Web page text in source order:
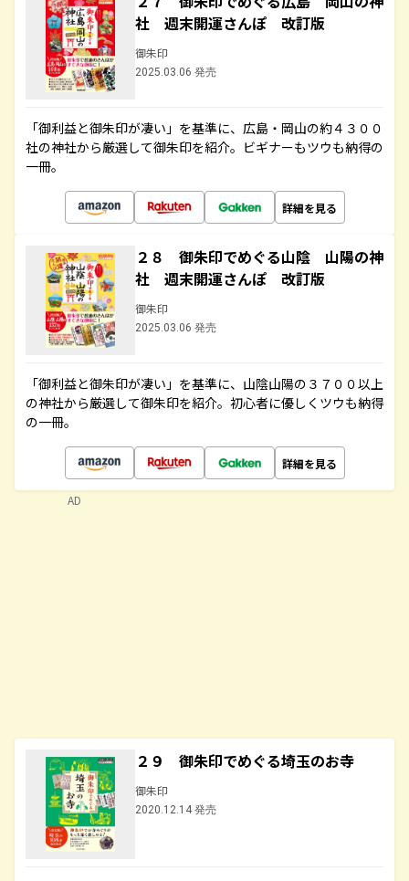
社 週末開運さんぽ 改訂版
御朱印
2025.03.06 発売
「御利益と御朱印が凄い」を基準に、広島・岡山の約４３００
社の神社から厳選して御朱印を紹介。ビギナーもツウも納得の
一冊。
詳細を見る
２８ 御朱印でめぐる山陰 山陽の神
社 週末開運さんぽ 改訂版
御朱印
2025.03.06 発売
「御利益と御朱印が凄い」を基準に、山陰山陽の３７００以上
の神社から厳選して御朱印を紹介。初心者に優しくツウも納得
の一冊。
詳細を見る
２９ 御朱印でめぐる埼玉のお寺
御朱印
2020.12.14 発売
AD